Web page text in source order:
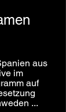
aus
im
auf
...